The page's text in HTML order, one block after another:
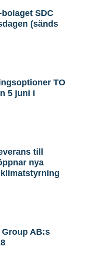
SDC
(sänds
TO
5 juni i
till
nya
AB:s
för Ecoclimes
Det gäller främst
gör nu en
inom
dragfritt och tyst
Stefan
han bland annat